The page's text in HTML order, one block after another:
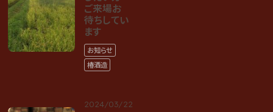
ご来場お
待ちしてい
ます
お知らせ
椿酒造
2024/03/22